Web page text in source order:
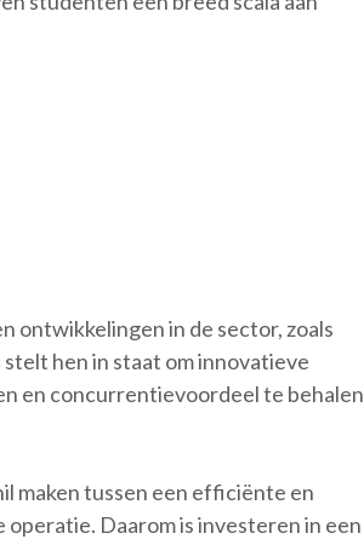
ontwikkelingen in de sector, zoals
hen in staat om innovatieve
en concurrentievoordeel te behalen
maken tussen een efficiënte en
Daarom is investeren in een